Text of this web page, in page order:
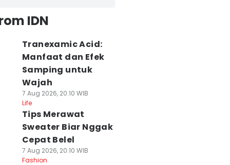
IDN
Tranexamic Acid:
Manfaat dan Efek
Samping untuk
Wajah
7 Aug 2026, 20:10 WIB
Life
Tips Merawat
Sweater Biar Nggak
Cepat Belel
7 Aug 2026, 20:10 WIB
Fashion